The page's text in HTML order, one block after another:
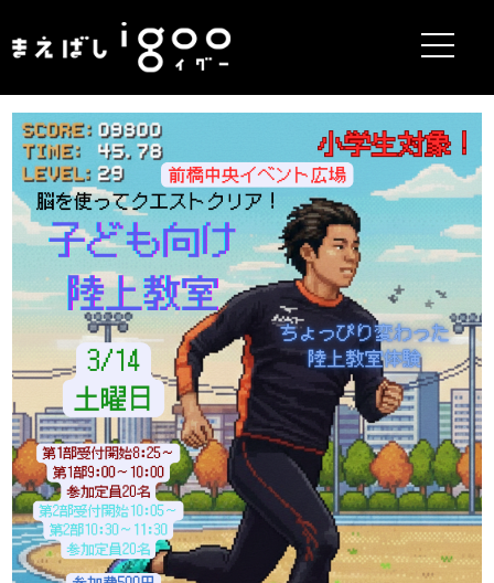
まえばしigoo